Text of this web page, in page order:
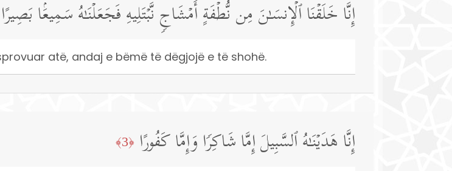
إِنَّا خَلَقۡنَا ٱلۡإِنسَـٰنَ مِن نُّطۡفَةٍ أَمۡشَاجࣲ نَّبۡتَلِیهِ فَجَعَلۡنَـٰهُ سَمِیعَۢا بَصِیرًا
atë, andaj e bëmë të dëgjojë e të shohë.
إِنَّا هَدَیۡنَـٰهُ ٱلسَّبِیلَ إِمَّا شَاكِرࣰا وَإِمَّا كَفُورًا ﴿3﴾